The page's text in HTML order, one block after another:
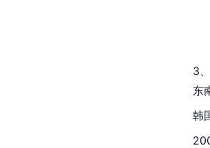
3
东
韩